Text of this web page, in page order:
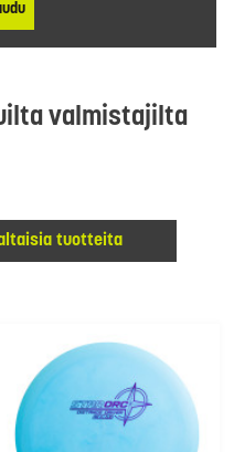
valmistajilta
tuotteita